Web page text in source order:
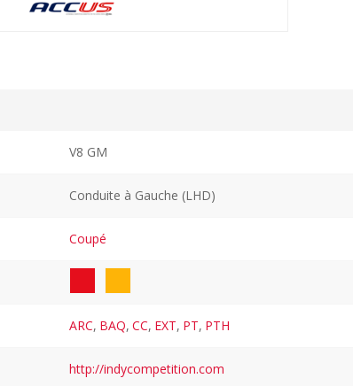
V8 GM
Conduite à Gauche (LHD)
Coupé
ARC, BAQ, CC, EXT, PT, PTH
http://indycompetition.com